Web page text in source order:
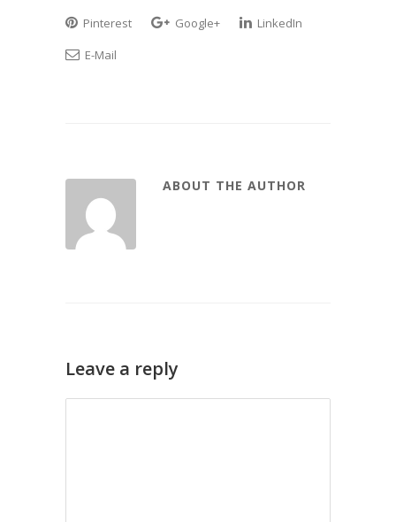
Pinterest
Google+
LinkedIn
E-Mail
ABOUT THE AUTHOR
Leave a reply